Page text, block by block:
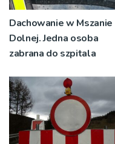
Dachowanie w Mszanie
Dolnej. Jedna osoba
zabrana do szpitala